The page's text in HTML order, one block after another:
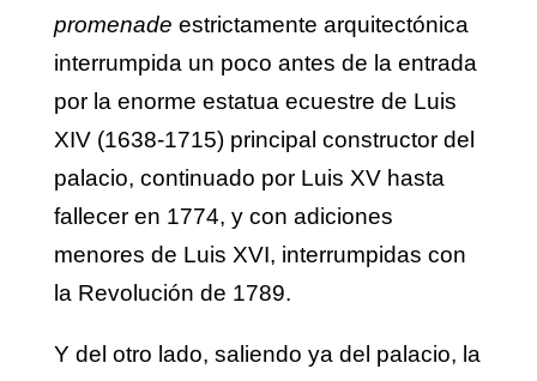
promenade estrictamente arquitectónica
interrumpida un poco antes de la entrada
por la enorme estatua ecuestre de Luis
XIV (1638-1715) principal constructor del
palacio, continuado por Luis XV hasta
fallecer en 1774, y con adiciones
menores de Luis XVI, interrumpidas con
la Revolución de 1789.
Y del otro lado, saliendo ya del palacio, la